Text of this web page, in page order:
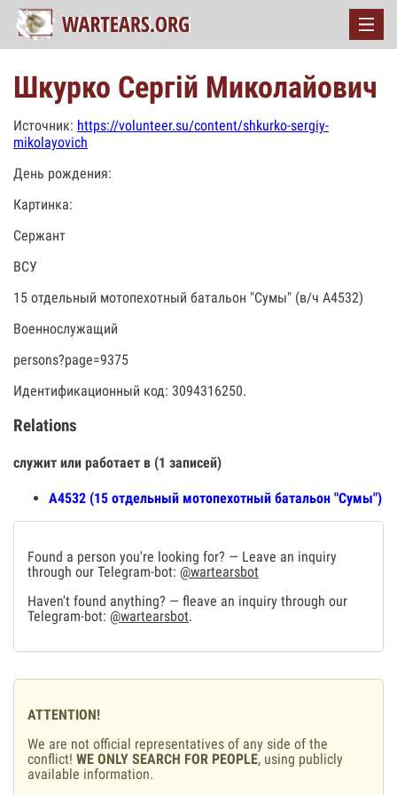
Шкурко Сергій Миколайович
Источник: https://volunteer.su/content/shkurko-sergiy-
mikolayovich
День рождения:
Картинка:
Сержант
ВСУ
15 отдельный мотопехотный батальон "Сумы" (в/ч А4532)
Военнослужащий
persons?page=9375
Идентификационный код: 3094316250.
Relations
служит или работает в (1 записей)
А4532 (15 отдельный мотопехотный батальон "Сумы")
Found a person you're looking for? — Leave an inquiry
through our Telegram-bot: @wartearsbot
Haven't found anything? — fleave an inquiry through our
Telegram-bot: @wartearsbot.
ATTENTION!
We are not official representatives of any side of the
conflict! WE ONLY SEARCH FOR PEOPLE, using publicly
available information.